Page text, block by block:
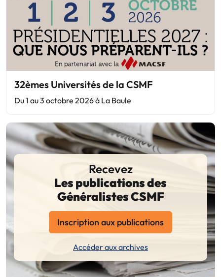
32èmes Universités de la CSMF
Du 1 au 3 octobre 2026 à La Baule
Recevez
Les publications des
Généralistes CSMF
Inscription aux publications
Accéder aux archives